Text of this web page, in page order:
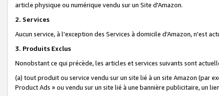
article physique ou numérique vendu sur un Site d'Amazon.
2. Services
Aucun service, à l'exception des Services à domicile d'Amazon, n'est
3. Produits Exclus
Nonobstant ce qui précède, les articles et services suivants sont
(a) tout produit ou service vendu sur un site lié à un site Amazon (par
Product Ads » ou vendu sur un site lié à une bannière publicitaire, un